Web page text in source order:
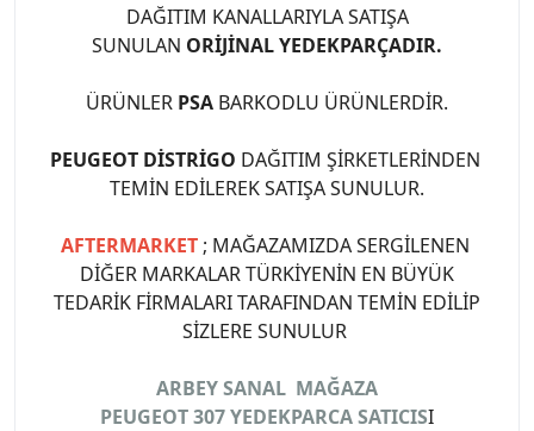
DAĞITIM KANALLARIYLA SATIŞA
SUNULAN ORİJİNAL YEDEKPARÇADIR.
ÜRÜNLER PSA BARKODLU ÜRÜNLERDİR.
PEUGEOT DİSTRİGO DAĞITIM ŞİRKETLERİNDEN
TEMİN EDİLEREK SATIŞA SUNULUR.
AFTERMARKET ; MAĞAZAMIZDA SERGİLENEN
DİĞER MARKALAR TÜRKİYENİN EN BÜYÜK
TEDARİK FİRMALARI TARAFINDAN TEMİN EDİLİP
SİZLERE SUNULUR
ARBEY SANAL MAĞAZA
PEUGEOT 307 YEDEKPARCA SATICISI